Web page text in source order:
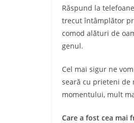
Răspund la
trecut întâmplător
comod alături de
genul.
Cel mai sigur ne
seară cu prieteni
momentului, mult
Care a fost cea mai